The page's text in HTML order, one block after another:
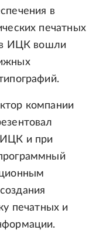
в
печатных
ИЦК вошли
компании
ИЦК и при
печатных и